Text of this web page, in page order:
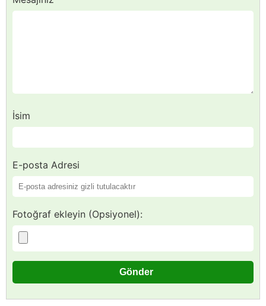
İsim
E-posta Adresi
Fotoğraf ekleyin (Opsiyonel):